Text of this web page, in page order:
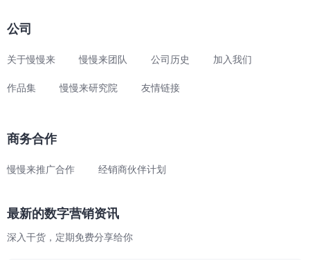
公司
关于慢慢来 慢慢来团队 公司历史 加入我们
作品集 慢慢来研究院 友情链接
商务合作
慢慢来推广合作 经销商伙伴计划
最新的数字营销资讯
深入干货，定期免费分享给你